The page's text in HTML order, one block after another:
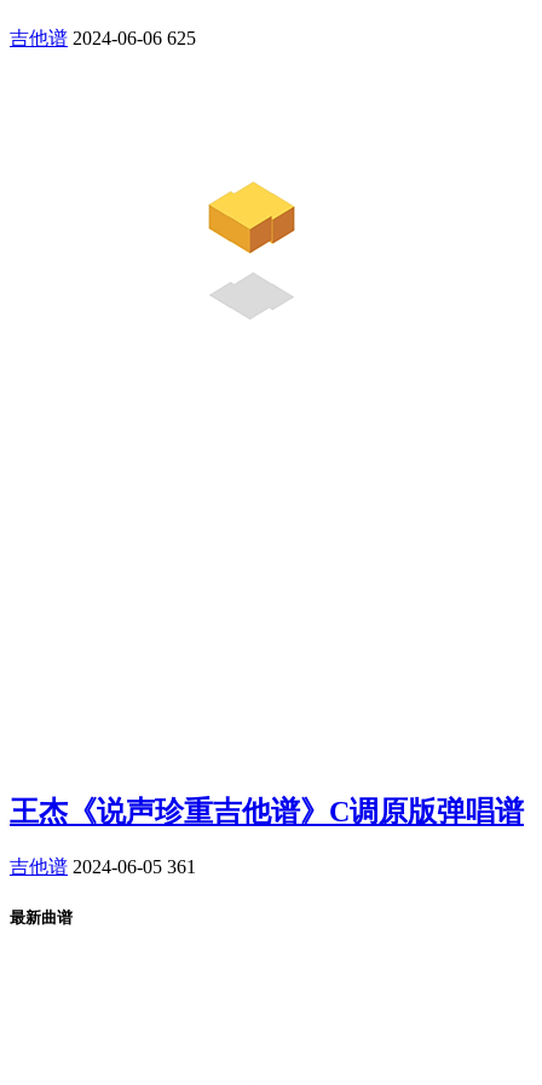
吉他谱 2024-06-06 625
王杰《说声珍重吉他谱》C调原版弹唱谱
吉他谱 2024-06-05 361
最新曲谱